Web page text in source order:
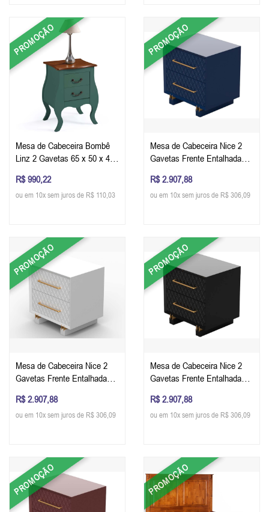
PROMOÇÃO
Mesa de Cabeceira Bombê
Linz 2 Gavetas 65 x 50 x 40
Musgo/Imbuia Glazer
R$ 990,22
ou em 10x sem juros de R$ 110,03
PROMOÇÃO
Mesa de Cabeceira Nice 2
Gavetas Frente Entalhada
cm (A x L x P) - Cor Azul
Acetinado
R$ 2.907,88
ou em 10x sem juros de R$ 306,09
PROMOÇÃO
Mesa de Cabeceira Nice 2
Gavetas Frente Entalhada
cm (A x L x P) - Cor Branco
Acetinado
R$ 2.907,88
ou em 10x sem juros de R$ 306,09
PROMOÇÃO
Mesa de Cabeceira Nice 2
Gavetas Frente Entalhada
cm (A x L x P) - Cor Preto
Acetinado
R$ 2.907,88
ou em 10x sem juros de R$ 306,09
PROMOÇÃO PROMOÇÃO